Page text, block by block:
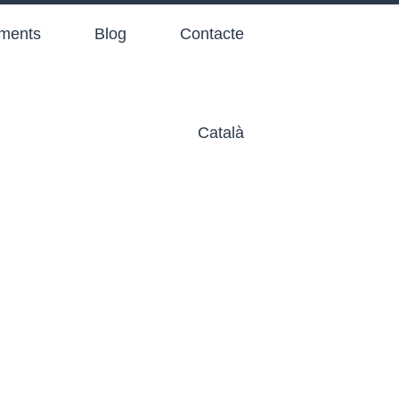
Blog Contacte
Català